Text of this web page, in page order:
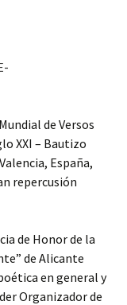
de Versos
XXI – Bautizo
España,
repercusión
de Honor de la
de Alicante
en general y
Organizador de